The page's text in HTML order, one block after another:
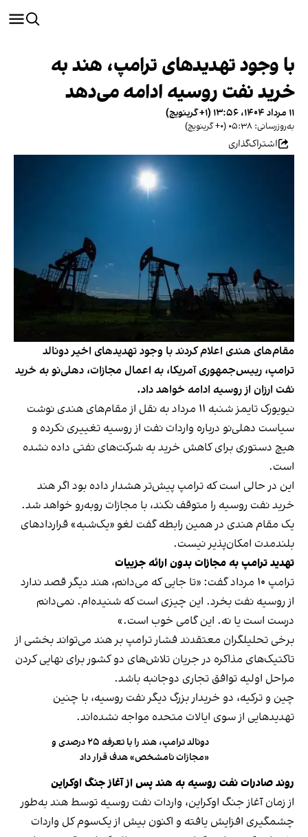
با وجود تهدیدهای ترامپ، هند به
خرید نفت روسیه ادامه می‌دهد
۱۱ مرداد ۱۴۰۴، ۱۳:۵۶ (‎+۱ گرینویچ)
به‌روزرسانی: ۰۵:۳۸ (‎+۰ گرینویچ)
اشتراک‌گذاری
مقام‌های هندی اعلام کردند با وجود تهدیدهای اخیر دونالد
ترامپ، رییس‌جمهوری آمریکا، به اعمال مجازات، دهلی‌نو به خرید
نفت ارزان از روسیه ادامه خواهد داد.
نیویورک تایمز شنبه ۱۱ مرداد به نقل از مقام‌های هندی نوشت
سیاست دهلی‌نو درباره واردات نفت از روسیه تغییری نکرده و
هیچ دستوری برای کاهش خرید به شرکت‌های نفتی داده نشده
است.
این در حالی است که ترامپ پیش‌تر هشدار داده بود اگر هند
خرید نفت روسیه را متوقف نکند، با مجازات روبه‌رو خواهد شد.
یک مقام هندی در همین رابطه گفت لغو «یک‌شبه» قراردادهای
بلندمدت امکان‌پذیر نیست.
تهدید ترامپ به مجازات بدون ارائه جزییات
ترامپ ۱۰ مرداد گفت: «تا جایی که می‌دانم، هند دیگر قصد ندارد
از روسیه نفت بخرد. این چیزی است که شنیده‌ام. نمی‌دانم
درست است یا نه. این گامی خوب است.»
برخی تحلیلگران معتقدند فشار ترامپ بر هند می‌تواند بخشی از
تاکتیک‌های مذاکره در جریان تلاش‌های دو کشور برای نهایی کردن
مراحل اولیه توافق تجاری دوجانبه باشد.
چین و ترکیه، دو خریدار بزرگ دیگر نفت روسیه، با چنین
تهدیدهایی از سوی ایالات متحده مواجه نشده‌اند.
دونالد ترامپ، هند را با تعرفه‌ ۲۵ درصدی و
«مجازات نامشخص» هدف قرار داد
روند صادرات نفت روسیه به هند پس از آغاز جنگ اوکراین
از زمان آغاز جنگ اوکراین، واردات نفت روسیه توسط هند به‌طور
چشمگیری افزایش یافته و اکنون بیش از یک‌سوم کل واردات